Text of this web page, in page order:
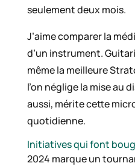
seulement deux mois.
J’aime comparer la
d’un instrument.
même la meilleure
l’on néglige la mise au
aussi, mérite cette
quotidienne.
Initiatives qui font
2024 marque un